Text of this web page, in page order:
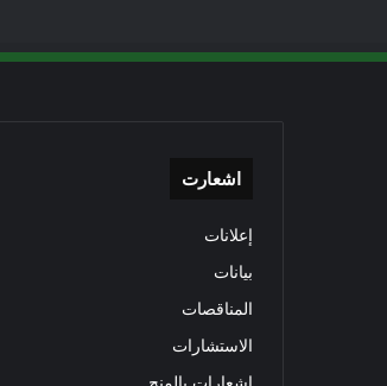
اشعارت
إعلانات
بيانات
المناقصات
الاستشارات